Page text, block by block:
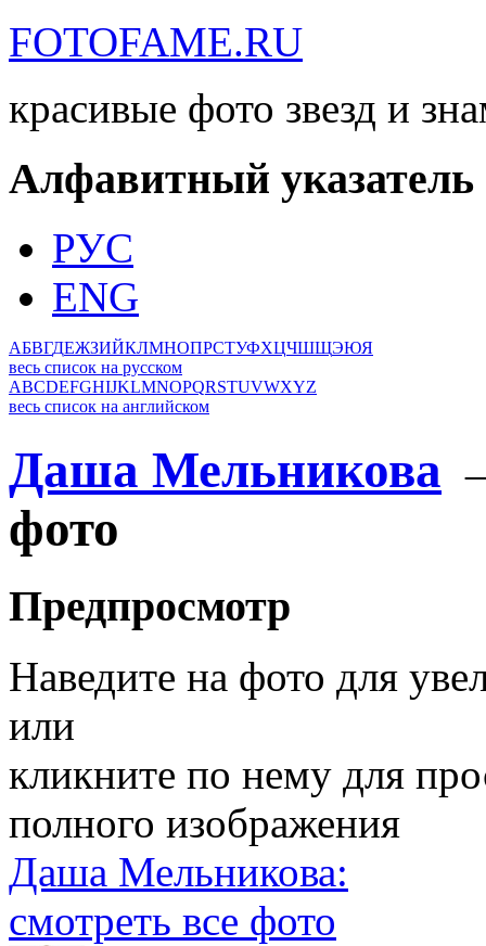
FOTOFAME.RU
красивые фото звезд и
Алфавитный указатель
РУС
ENG
АБВГДЕЖЗИЙКЛМНОПРСТУФХЦЧШЩЭЮЯ
весь список на русском
ABCDEFGHIJKLMNOPQRSTUVWXYZ
весь список на английском
Даша Мельникова
фото
Предпросмотр
Наведите на фото для
или
кликните по нему для
полного изображения
Даша Мельникова:
смотреть все фото